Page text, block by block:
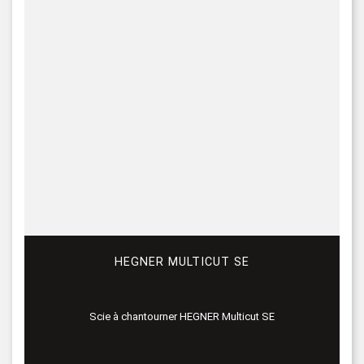
HEGNER MULTICUT SE
Scie à chantourner HEGNER Multicut SE